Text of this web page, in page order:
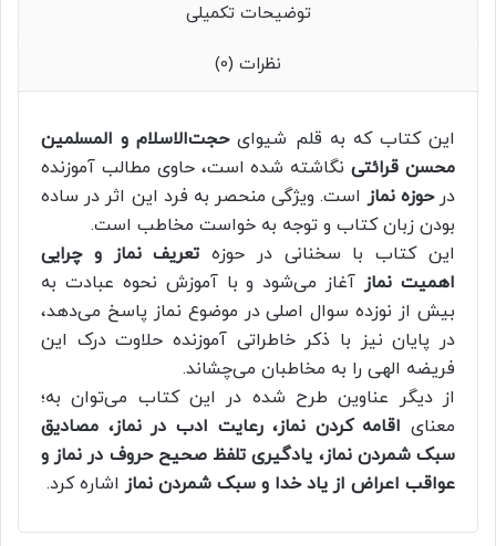
توضیحات تکمیلی
نظرات (0)
این کتاب که به قلم شیوایحجت‌الاسلام و المسلمین
محسن قرائتینگاشته شده است، حاوی مطالب آموزنده
درحوزه نماز است. ویژگی منحصر به فرد این اثر در ساده
بودن زبان کتاب و توجه به خواست مخاطب است.
این کتاب با سخنانی در حوزه تعریف نماز و چرایی
اهمیت نماز آغاز می‌شود و با آموزش نحوه عبادت به
بیش از نوزده سوال اصلی در موضوع نماز پاسخ می‌دهد،
در پایان نیز با ذکر خاطراتی آموزنده حلاوت درک این
فریضه الهی را به مخاطبان می‌چشاند.
از دیگر عناوین طرح شده در این کتاب می‌توان به؛
معنای اقامه کردن نماز، رعایت ادب در نماز، مصادیق
سبک شمردن نماز، یادگیری تلفظ صحیح حروف در نماز و
عواقب اعراض از یاد خدا و سبک شمردن نماز اشاره کرد.